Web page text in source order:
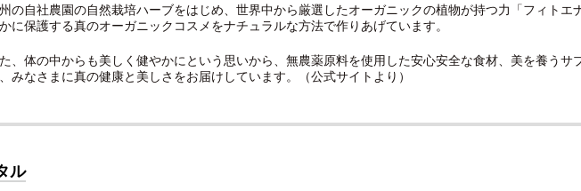
の自社農園の自然栽培ハーブをはじめ、世界中から厳選したオーガニックの植物が持つ力「フィトエ
に保護する真のオーガニックコスメをナチュラルな方法で作りあげています。
、体の中からも美しく健やかにという思いから、無農薬原料を使用した安心安全な食材、美を養うサ
みなさまに真の健康と美しさをお届けしています。（公式サイトより）
ル